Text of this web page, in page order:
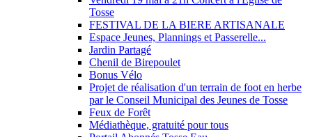
Tosse
FESTIVAL DE LA BIERE ARTISANALE
Espace Jeunes, Plannings et Passerelle...
Jardin Partagé
Chenil de Birepoulet
Bonus Vélo
Projet de réalisation d'un terrain de foot en herbe
par le Conseil Municipal des Jeunes de Tosse
Feux de Forêt
Médiathèque, gratuité pour tous